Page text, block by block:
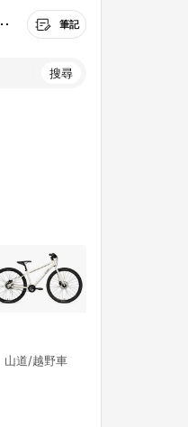
筆記
搜尋
山道/越野車